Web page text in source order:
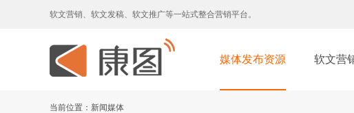
软文营销、软文发稿、软文推广等一站式整合营销平台。
媒体发布资源 软文营
当前位置：新闻媒体